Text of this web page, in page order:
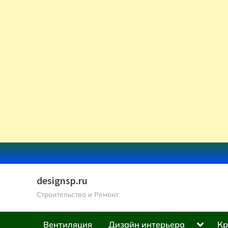
Skip
to
designsp.ru
Строительство и Ремонт
Вентиляция Дизайн интерьера
Toggle